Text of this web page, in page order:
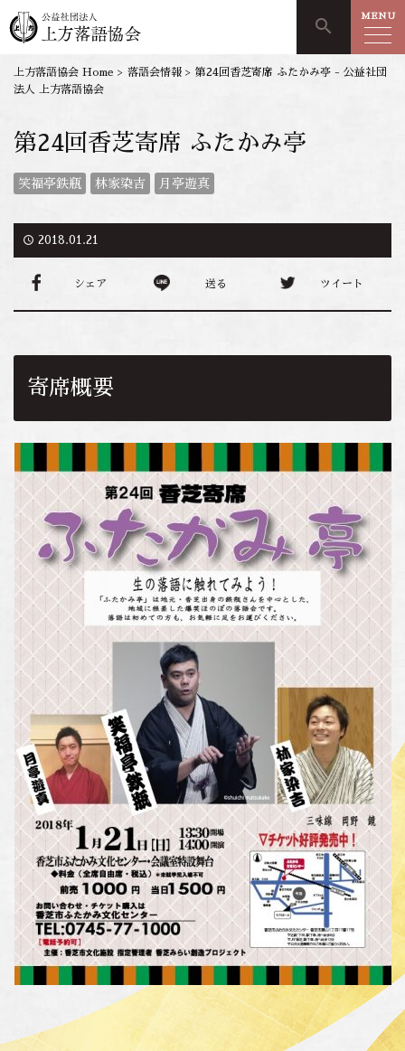
search MENU
上方落語協会 Home > 落語会情報 > 第24回香芝寄席 ふたかみ亭 - 公益社団
法人 上方落語協会
第24回香芝寄席 ふたかみ亭
笑福亭鉄瓶 林家染吉 月亭遊真
access_time 2018.01.21
シェア 送る ツイート
寄席概要